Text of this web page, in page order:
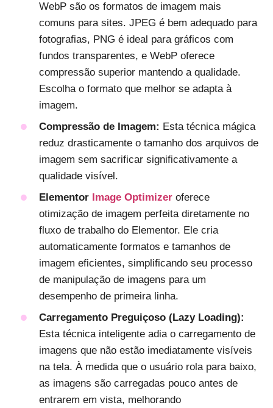
WebP são os formatos de imagem mais
comuns para sites. JPEG é bem adequado para
fotografias, PNG é ideal para gráficos com
fundos transparentes, e WebP oferece
compressão superior mantendo a qualidade.
Escolha o formato que melhor se adapta à
imagem.
Compressão de Imagem: Esta técnica mágica
reduz drasticamente o tamanho dos arquivos de
imagem sem sacrificar significativamente a
qualidade visível.
Elementor Image Optimizer oferece
otimização de imagem perfeita diretamente no
fluxo de trabalho do Elementor. Ele cria
automaticamente formatos e tamanhos de
imagem eficientes, simplificando seu processo
de manipulação de imagens para um
desempenho de primeira linha.
Carregamento Preguiçoso (Lazy Loading):
Esta técnica inteligente adia o carregamento de
imagens que não estão imediatamente visíveis
na tela. À medida que o usuário rola para baixo,
as imagens são carregadas pouco antes de
entrarem em vista, melhorando